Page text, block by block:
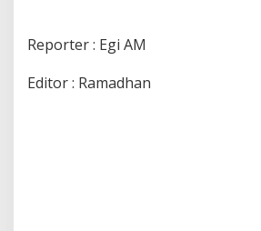
Reporter : Egi AM
Editor : Ramadhan